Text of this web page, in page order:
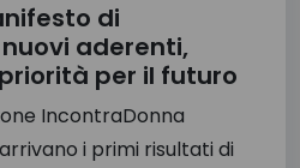
di
aderenti,
per il futuro
IncontraDonna
i primi risultati di